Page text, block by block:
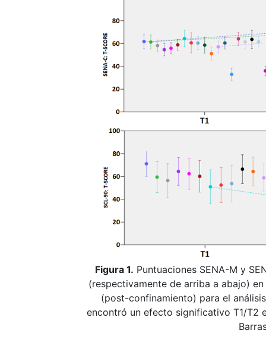
Figura 1. Puntuaciones SENA-M y
(respectivamente de arriba a abajo)
(post-confinamiento) para el
encontró un efecto significativo T1/T2